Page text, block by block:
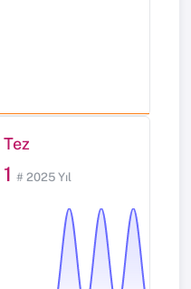
Tez
1 # 2025 Yıl